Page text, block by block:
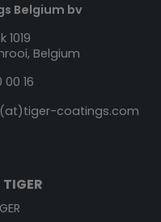
Belgium bv
1019
Belgium
00 16
coatings.com